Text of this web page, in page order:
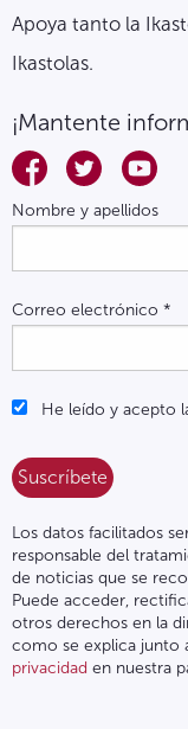
Apoya tanto la
Ikastolas.
¡Mantente
Nombre y apellidos
Correo electrónico *
He leído y acepto
Los datos facilitados
responsable del
de noticias que se
Puede acceder,
otros derechos en la
como se explica junto
privacidad en nuestra